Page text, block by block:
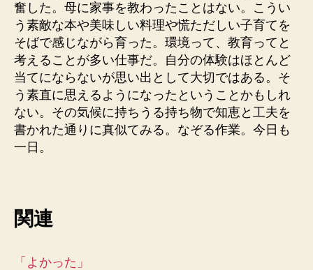
奮した。母に家事を教わったことはない。こうい
う素敵な本や美味しい料理や慌ただしい子育てを
そばで感じながら育った。環境って、教育ってと
考えることが多い仕事だ。自分の体験はほとんど
当てにならないが思い出として大切ではある。そ
う素直に思えるようになったということかもしれ
ない。その気候に持ちうる持ち物で知恵と工夫を
書かれた通りに真似てみる。なぞる作業。今日も
一日。
関連
「よかった」